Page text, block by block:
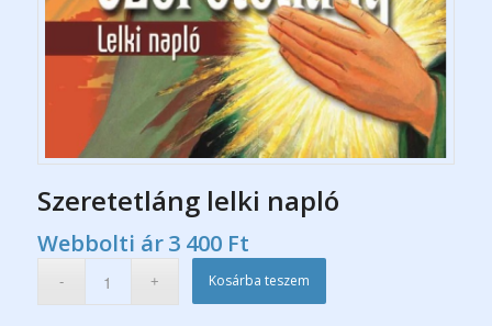
Szeretetláng lelki napló
Webbolti ár 3 400 Ft
Kosárba teszem